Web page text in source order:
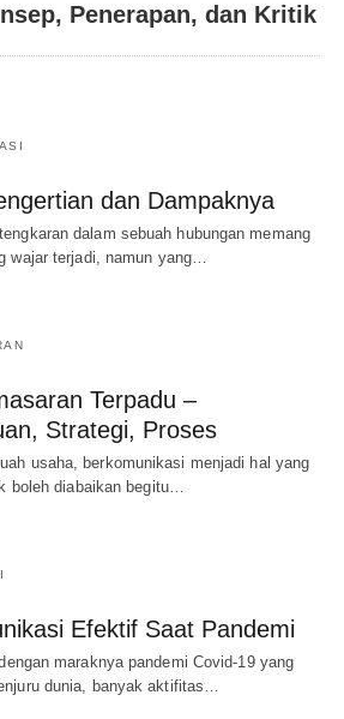
Penerapan, dan Kritik
dan Dampaknya
dalam sebuah hubungan memang
wajar terjadi, namun yang…
Terpadu –
Strategi, Proses
usaha, berkomunikasi menjadi hal yang
boleh diabaikan begitu…
Efektif Saat Pandemi
maraknya pandemi Covid-19 yang
dunia, banyak aktifitas…